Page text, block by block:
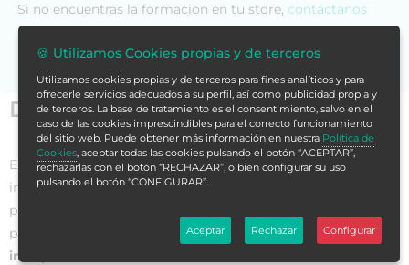
Datos generales
El estudio de la hematología y el apoyo del laboratorio
importantes para conocer el estado de salud de los
pacientes, ya sea de una enfermedad en general o de alguna
patología hematológica. Si se realiza unanálisis e
interpretación adecuados
Si no encuentras la formación en tu store, contáctanos
para asesorarte.
🍪 Utilizamos Cookies propias y de terceros
Utilizamos cookies propias y de terceros para fines analíticos y para
ofrecerle servicios adecuados a su perfil, así como publicidad propia y
de terceros. La base de tratamiento es el consentimiento, salvo en el
caso de las cookies imprescindibles para el correcto funcionamiento
del sitio web. Puede obtener más información en nuestra Política de
Cookies , aceptar todas las cookies pulsando el botón “ACEPTAR”,
rechazarlas con el botón “RECHAZAR”, o bien configurar su uso
pulsando el botón “CONFIGURAR”.
Aceptar Rechazar Configurar